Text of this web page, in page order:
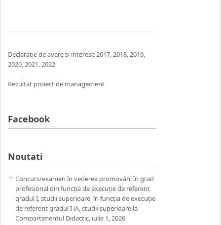
Declaratie de avere si interese2017,2018,2019,
2020,2021,2022
Rezultat proiect de management
Facebook
Noutati
Concurs/examen în vederea promovării în grad
profesional din funcția de execuție de referent
gradul I, studii superioare, în funcția de execuție
de referent gradul I lA, studii superioare la
Compartimentul Didactic. iulie 1, 2026